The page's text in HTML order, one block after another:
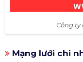
Công ty
Mạng lưới chi